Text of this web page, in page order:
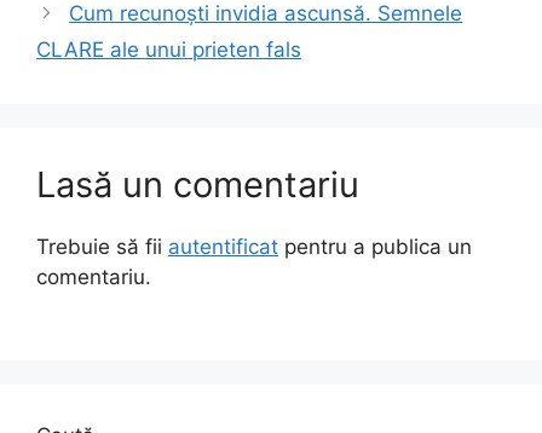
Cum recunoști invidia ascunsă. Semnele
CLARE ale unui prieten fals
Lasă un comentariu
Trebuie să fii autentificat pentru a publica un
comentariu.